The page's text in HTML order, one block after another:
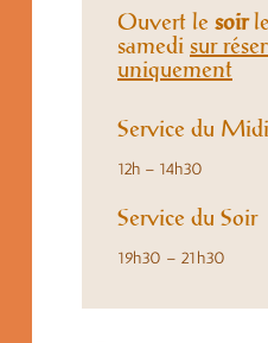
Ouvert le soir
samedi sur
uniquement
Service du Midi
12h – 14h30
Service du Soir
19h30 – 21h30